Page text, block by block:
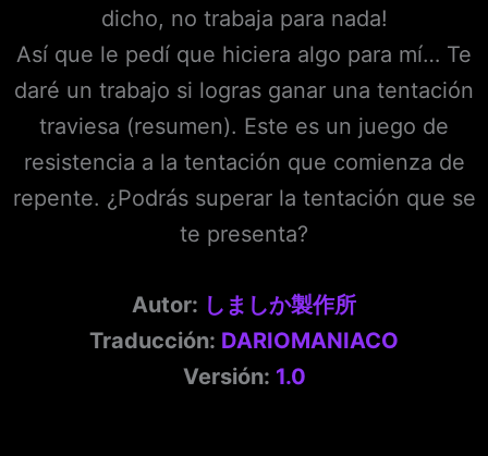
dicho, no trabaja para nada!
Así que le pedí que hiciera algo para mí… Te
daré un trabajo si logras ganar una tentación
traviesa (resumen). Este es un juego de
resistencia a la tentación que comienza de
repente. ¿Podrás superar la tentación que se
te presenta?
Autor: しましか製作所
Traducción: DARIOMANIACO
Versión: 1.0